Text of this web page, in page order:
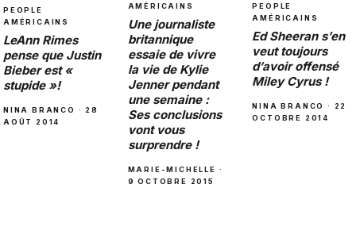
PEOPLE
AMÉRICAINS
LeAnn Rimes
pense que Justin
Bieber est «
stupide »!
NINA BRANCO · 28
AOÛT 2014
AMÉRICAINS
Une journaliste
britannique
essaie de vivre
la vie de Kylie
Jenner pendant
une semaine :
Ses conclusions
vont vous
surprendre !
MARIE-MICHELLE ·
9 OCTOBRE 2015
PEOPLE
AMÉRICAINS
Ed Sheeran s’en
veut toujours
d’avoir offensé
Miley Cyrus !
NINA BRANCO · 22
OCTOBRE 2014